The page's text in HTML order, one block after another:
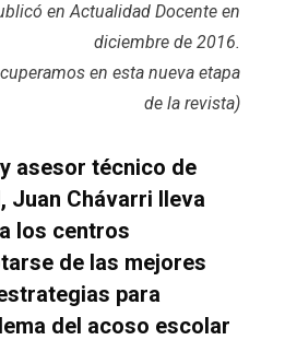
en Actualidad Docente en
diciembre de 2016.
en esta nueva etapa
de la revista)
asesor técnico de
Juan Chávarri lleva
los centros
de las mejores
para
del acoso escolar